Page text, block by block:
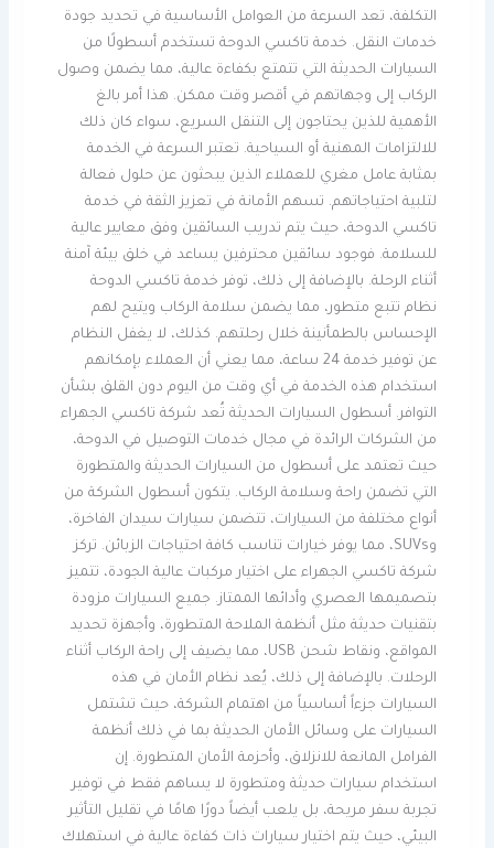
التكلفة، تعد السرعة من العوامل الأساسية في تحديد جودة
خدمات النقل. خدمة تاكسي الدوحة تستخدم أسطولًا من
السيارات الحديثة التي تتمتع بكفاءة عالية، مما يضمن وصول
الركاب إلى وجهاتهم في أقصر وقت ممكن. هذا أمر بالغ
الأهمية للذين يحتاجون إلى التنقل السريع، سواء كان ذلك
للالتزامات المهنية أو السياحية. تعتبر السرعة في الخدمة
بمثابة عامل مغري للعملاء الذين يبحثون عن حلول فعالة
لتلبية احتياجاتهم. تسهم الأمانة في تعزيز الثقة في خدمة
تاكسي الدوحة، حيث يتم تدريب السائقين وفق معايير عالية
للسلامة. فوجود سائقين محترفين يساعد في خلق بيئة آمنة
أثناء الرحلة. بالإضافة إلى ذلك، توفر خدمة تاكسي الدوحة
نظام تتبع متطور، مما يضمن سلامة الركاب ويتيح لهم
الإحساس بالطمأنينة خلال رحلتهم. كذلك، لا يغفل النظام
عن توفير خدمة 24 ساعة، مما يعني أن العملاء بإمكانهم
استخدام هذه الخدمة في أي وقت من اليوم دون القلق بشأن
التوافر. أسطول السيارات الحديثة تُعد شركة تاكسي الجهراء
من الشركات الرائدة في مجال خدمات التوصيل في الدوحة،
حيث تعتمد على أسطول من السيارات الحديثة والمتطورة
التي تضمن راحة وسلامة الركاب. يتكون أسطول الشركة من
أنواع مختلفة من السيارات، تتضمن سيارات سيدان الفاخرة،
وSUVs، مما يوفر خيارات تناسب كافة احتياجات الزبائن. تركز
شركة تاكسي الجهراء على اختيار مركبات عالية الجودة، تتميز
بتصميمها العصري وأدائها الممتاز. جميع السيارات مزودة
بتقنيات حديثة مثل أنظمة الملاحة المتطورة، وأجهزة تحديد
المواقع، ونقاط شحن USB، مما يضيف إلى راحة الركاب أثناء
الرحلات. بالإضافة إلى ذلك، يُعد نظام الأمان في هذه
السيارات جزءاً أساسياً من اهتمام الشركة، حيث تشتمل
السيارات على وسائل الأمان الحديثة بما في ذلك أنظمة
الفرامل المانعة للانزلاق، وأحزمة الأمان المتطورة. إن
استخدام سيارات حديثة ومتطورة لا يساهم فقط في توفير
تجربة سفر مريحة، بل يلعب أيضاً دورًا هامًا في تقليل التأثير
البيئي، حيث يتم اختيار سيارات ذات كفاءة عالية في استهلاك